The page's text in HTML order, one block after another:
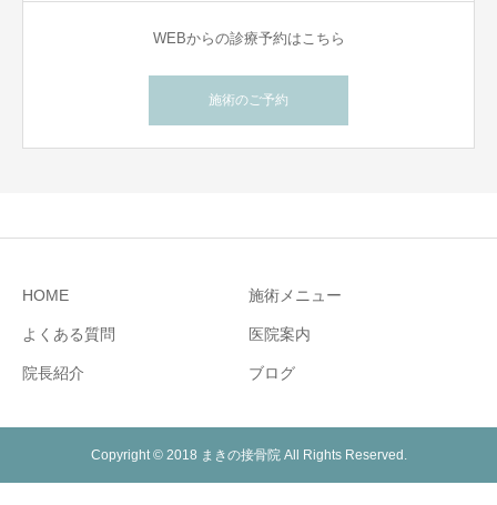
WEBからの診療予約はこちら
施術のご予約
HOME 施術メニュー
よくある質問 医院案内
院長紹介 ブログ
Copyright © 2018 まきの接骨院 All Rights Reserved.